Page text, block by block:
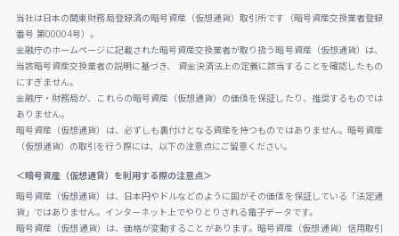
当社は日本の関東財務局登録済の暗号資産（仮想通貨）取引所です（暗号資産交換業者登録
番号 第00004号）。
金融庁のホームページに記載された暗号資産交換業者が取り扱う暗号資産（仮想通貨）は、
当該暗号資産交換業者の説明に基づき、 資金決済法上の定義に該当することを確認したもの
にすぎません。
金融庁・財務局が、これらの暗号資産（仮想通貨）の価値を保証したり、推奨するものでは
ありません。
暗号資産（仮想通貨）は、必ずしも裏付けとなる資産を持つものではありません。暗号資産
（仮想通貨）の取引を行う際には、以下の注意点にご留意ください。
＜暗号資産（仮想通貨）を利用する際の注意点＞
暗号資産（仮想通貨）は、日本円やドルなどのように国がその価値を保証している「法定通
貨」ではありません。インターネット上でやりとりされる電子データです。
暗号資産（仮想通貨）は、価格が変動することがあります。暗号資産（仮想通貨）信用取引